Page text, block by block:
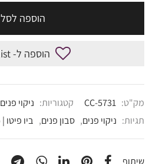
הוספה לסל
הוספה ל- Wishlist
מק"ט: CC-5731 קטגוריות: ניקוי פנים
תגיות: ניקוי פנים, סבון פנים, ביו פיטו | Bio Phyto
שיתוף